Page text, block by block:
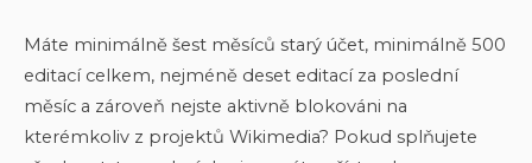
Máte minimálně šest měsíců starý účet, minimálně 500
editací celkem, nejméně deset editací za poslední
měsíc a zároveň nejste aktivně blokováni na
kterémkoliv z projektů Wikimedia? Pokud splňujete